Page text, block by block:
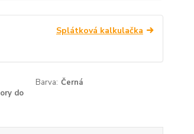
Splátková kalkulačka
Barva: Černá
do